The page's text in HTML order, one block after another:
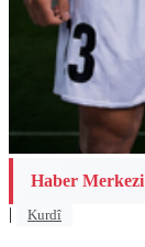
Haber Merkezi
|
Kurdî